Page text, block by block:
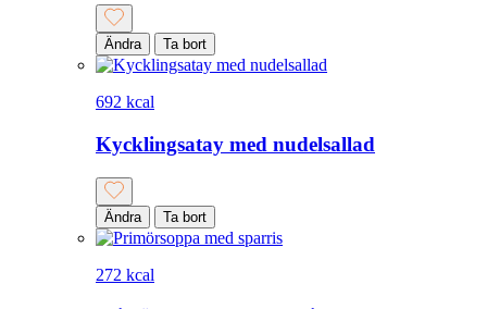
Ändra Ta bort
692 kcal
Kycklingsatay med nudelsallad
Ändra Ta bort
272 kcal